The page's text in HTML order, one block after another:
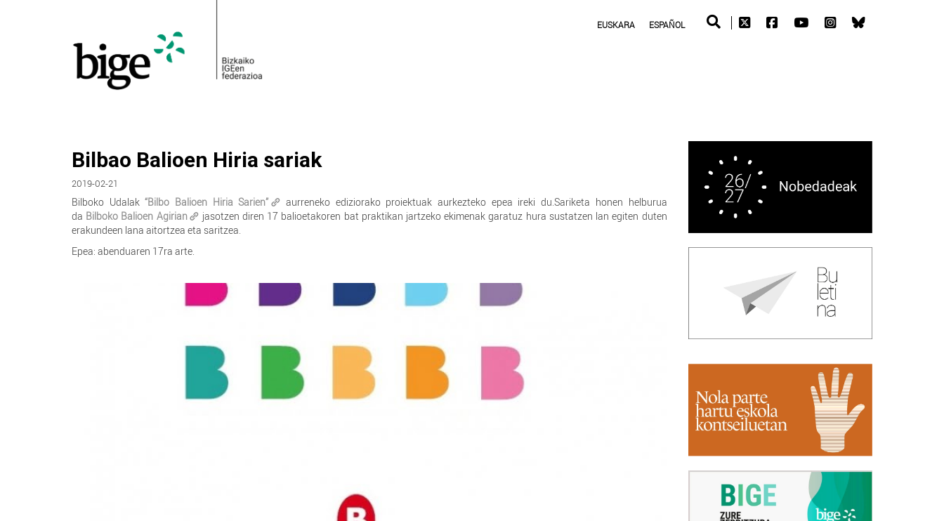
EUSKARA ESPAÑOL
Bilbao Balioen Hiria sariak
2019-02-21
Bilboko Udalak“Bilbo Balioen Hiria Sarien” aurreneko ediziorako proiektuak aurkezteko epea ireki du.Sariketa honen helburua
da Bilboko Balioen Agirian
jasotzen diren 17 balioetakoren bat praktikan jartzeko ekimenak garatuz hura sustatzen lan egiten duten
erakundeen lana aitortzea eta saritzea.
Epea: abenduaren 17ra arte.